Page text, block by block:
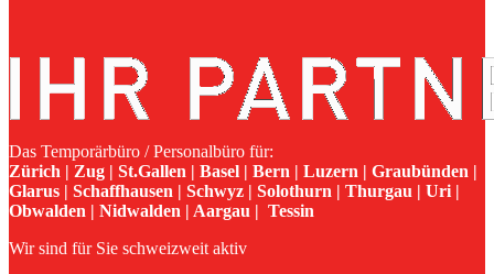
Das Temporärbüro / Personalbüro für:
Zürich | Zug | St.Gallen | Basel | Bern | Luzern | Graubünden |
Glarus | Schaffhausen | Schwyz | Solothurn | Thurgau | Uri |
Obwalden | Nidwalden | Aargau | Tessin
Wir sind für Sie schweizweit aktiv